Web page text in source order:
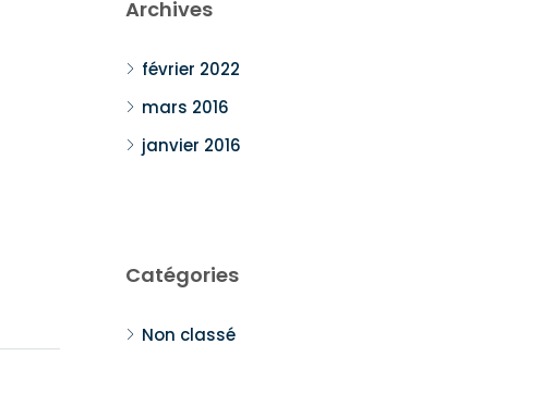
Archives
février 2022
mars 2016
janvier 2016
Catégories
Non classé